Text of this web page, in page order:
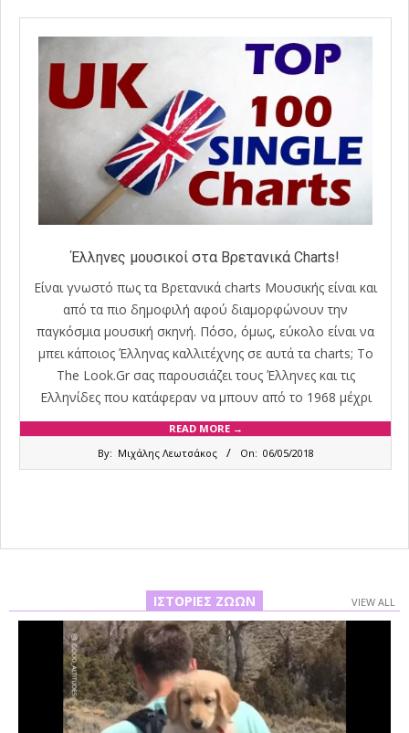
Έλληνες μουσικοί στα Βρετανικά Charts!
Είναι γνωστό πως τα Βρετανικά charts Μουσικής είναι και
από τα πιο δημοφιλή αφού διαμορφώνουν την
παγκόσμια μουσική σκηνή. Πόσο, όμως, εύκολο είναι να
μπει κάποιος Έλληνας καλλιτέχνης σε αυτά τα charts; Το
The Look.Gr σας παρουσιάζει τους Έλληνες και τις
Ελληνίδες που κατάφεραν να μπουν από το 1968 μέχρι
READ MORE →
By: Μιχάλης Λεωτσάκος On: 06/05/2018
ΙΣΤΟΡΊΕΣ ΖΏΩΝ VIEW ALL